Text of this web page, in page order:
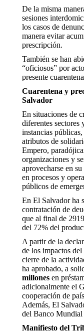
De la misma
sesiones
los casos de
manera evitar
prescripción.
También se han
“oficiosos” por
presente
Cuarentena y
Salvador
En situaciones de
diferentes sectores
instancias
atributos de
Empero,
organizaciones y
aprovecharse en
en procesos y
públicos de
En El Salvador ha
contratación de
que al final de
del 72% del
A partir de la
de los impactos
cierre de la
ha aprobado, a
millones en
adicionalmente el
cooperación de
Además, El
del Banco
Manifiesto del